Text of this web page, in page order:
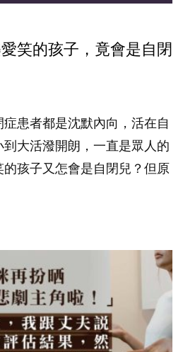
笑的孩子，竟會是自閉
患者都是沈默內向，活在自
大活潑開朗，一直是眾人的
孩子又怎會是自閉兒？但原